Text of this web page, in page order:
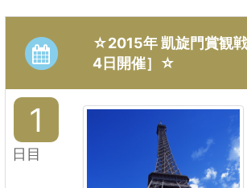
☆2015年 凱旋門賞観
4日開催］☆
1
日目